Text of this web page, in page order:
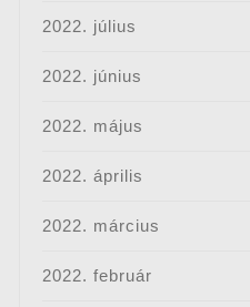
2022. július
2022. június
2022. május
2022. április
2022. március
2022. február